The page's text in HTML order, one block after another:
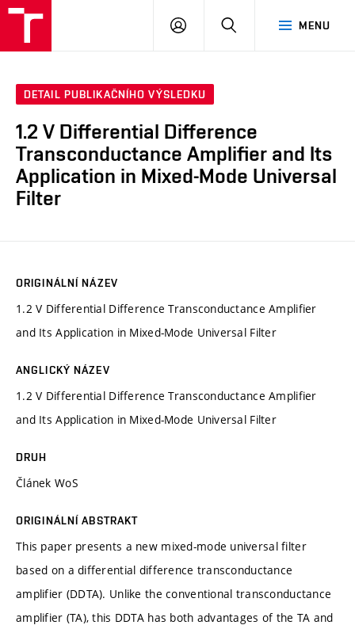
MENU
PŘIHLÁSIT
DETAIL PUBLIKAČNÍHO VÝSLEDKU
1.2 V Differential Difference
Transconductance Amplifier and Its
Application in Mixed-Mode Universal
Filter
ORIGINÁLNÍ NÁZEV
1.2 V Differential Difference Transconductance Amplifier
and Its Application in Mixed-Mode Universal Filter
ANGLICKÝ NÁZEV
1.2 V Differential Difference Transconductance Amplifier
and Its Application in Mixed-Mode Universal Filter
DRUH
Článek WoS
ORIGINÁLNÍ ABSTRAKT
This paper presents a new mixed-mode universal filter
based on a differential difference transconductance
amplifier (DDTA). Unlike the conventional transconductance
amplifier (TA), this DDTA has both advantages of the TA and